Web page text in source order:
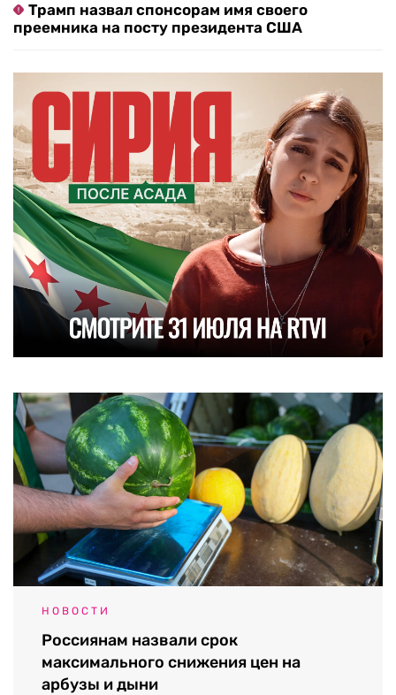
Трамп назвал спонсорам имя своего
преемника на посту президента США
НОВОСТИ
Россиянам назвали срок
максимального снижения цен на
арбузы и дыни